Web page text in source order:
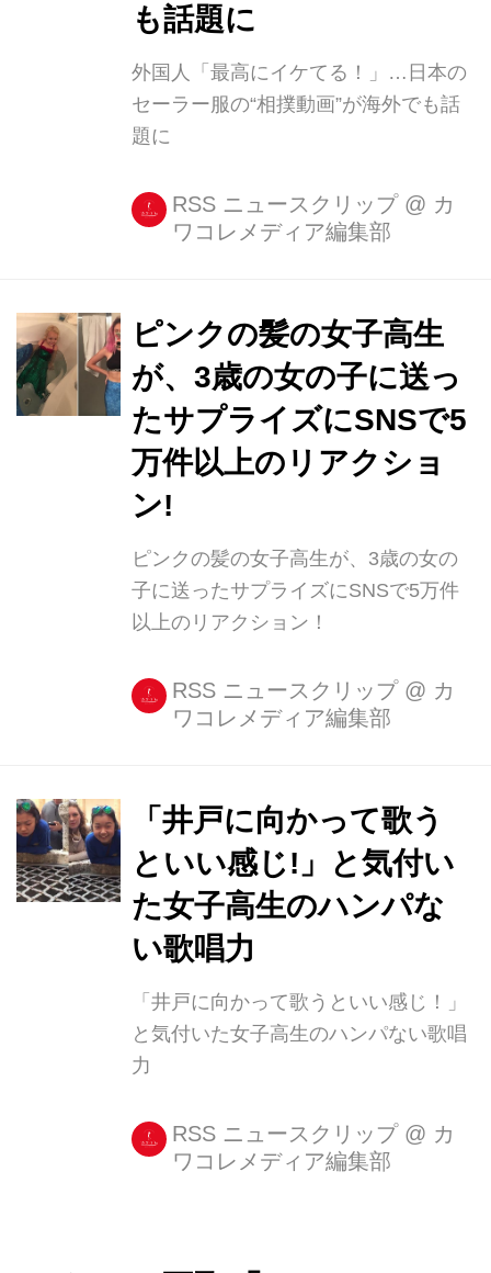
も話題に
外国人「最高にイケてる！」…日本の
セーラー服の“相撲動画”が海外でも話
題に
RSS ニュースクリップ @ カ
ワコレメディア編集部
ピンクの髪の女子高生
が、3歳の女の子に送っ
たサプライズにSNSで5
万件以上のリアクショ
ン!
ピンクの髪の女子高生が、3歳の女の
子に送ったサプライズにSNSで5万件
以上のリアクション！
RSS ニュースクリップ @ カ
ワコレメディア編集部
「井戸に向かって歌う
といい感じ!」と気付い
た女子高生のハンパな
い歌唱力
「井戸に向かって歌うといい感じ！」
と気付いた女子高生のハンパない歌唱
力
RSS ニュースクリップ @ カ
ワコレメディア編集部